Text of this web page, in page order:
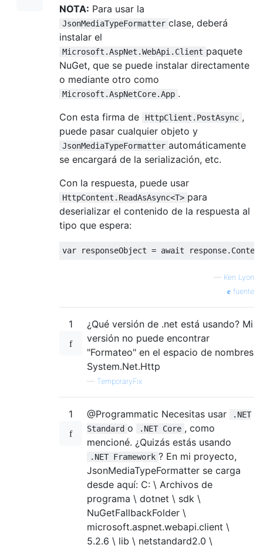
NOTA: Para usar la
JsonMediaTypeFormatter clase, deberá
instalar el
Microsoft.AspNet.WebApi.Client paquete
NuGet, que se puede instalar directamente
o mediante otro como
Microsoft.AspNetCore.App .
Con esta firma de
HttpClient.PostAsync ,
puede pasar cualquier objeto y
JsonMediaTypeFormatter automáticamente
se encargará de la serialización, etc.
Con la respuesta, puede usar
HttpContent.ReadAsAsync<T> para
deserializar el contenido de la respuesta al
tipo que espera:
var responseObject = await
— Ken Lyon
fuente
1
¿Qué versión de .net está usando? Mi
versión no puede encontrar
"Formateo" en el espacio de nombres
System.Net.Http
— TemporaryFix
1 @Programmatic Necesitas usar
.NET
Standard o .NET Core , como
mencioné. ¿Quizás estás usando
.NET Framework ? En mi proyecto,
JsonMediaTypeFormatter se carga
desde aquí: C: \ Archivos de
programa \ dotnet \ sdk \
NuGetFallbackFolder \
microsoft.aspnet.webapi.client \
5.2.6 \ lib \ netstandard2.0 \